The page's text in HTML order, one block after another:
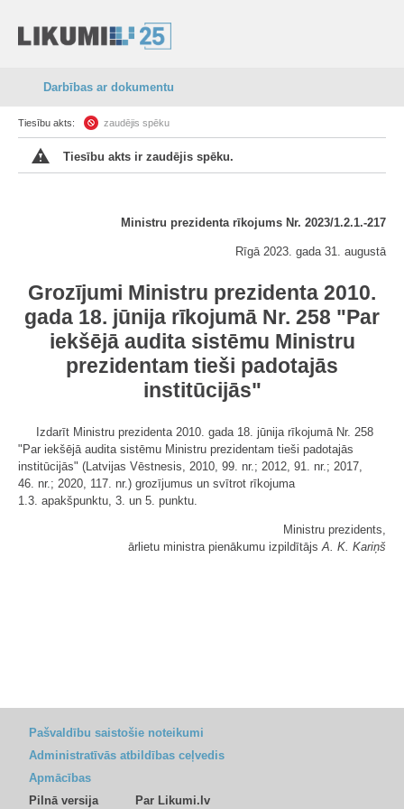
Darbības ar dokumentu
Tiesību akts: zaudējis spēku
Tiesību akts ir zaudējis spēku.
Ministru prezidenta rīkojums Nr. 2023/1.2.1.-217
Rīgā 2023. gada 31. augustā
Grozījumi Ministru prezidenta 2010.
gada 18. jūnija rīkojumā Nr. 258 "Par
iekšējā audita sistēmu Ministru
prezidentam tieši padotajās
institūcijās"
Izdarīt Ministru prezidenta 2010. gada 18. jūnija rīkojumā Nr. 258
"Par iekšējā audita sistēmu Ministru prezidentam tieši padotajās
institūcijās" (Latvijas Vēstnesis, 2010, 99. nr.; 2012, 91. nr.; 2017,
46. nr.; 2020, 117. nr.) grozījumus un svītrot rīkojuma
1.3. apakšpunktu, 3. un 5. punktu.
Ministru prezidents,
ārlietu ministra pienākumu izpildītājsA. K. Kariņš
Pašvaldību saistošie noteikumi
Administratīvās atbildības ceļvedis
Apmācības
Pilnā versija
Par Likumi.lv